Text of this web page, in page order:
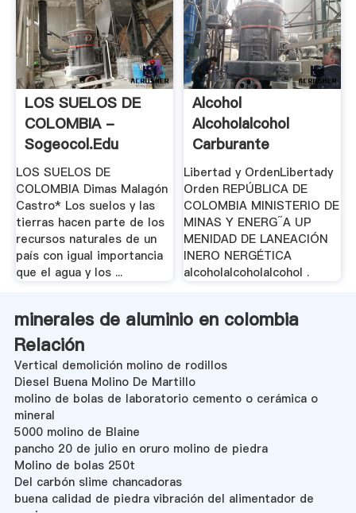
LOS SUELOS DE
COLOMBIA -
Sogeocol.edu
LOS SUELOS DE
COLOMBIA Dimas Malagón
Castro* Los suelos y las
tierras hacen parte de los
recursos naturales de un
país con igual importancia
que el agua y los ...
Alcohol
Alcoholalcohol
Carburante
Carburante - UPME
Libertad y OrdenLibertady
Orden REPÚBLICA DE
COLOMBIA MINISTERIO DE
MINAS Y ENERG˝A UP
MENIDAD DE LANEACIÓN
INERO NERGÉTICA
alcoholalcoholalcohol .
minerales de aluminio en colombia
Relación
Vertical demolición molino de rodillos
Diesel Buena Molino De Martillo
molino de bolas de laboratorio cemento o cerámica o
mineral
5000 molino de Blaine
pancho 20 de julio en oruro molino de piedra
Molino de bolas 250t
Del carbón slime chancadoras
buena calidad de piedra vibración del alimentador de